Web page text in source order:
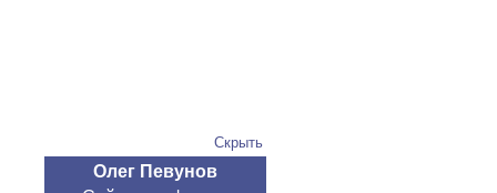
Скрыть
Олег Певунов